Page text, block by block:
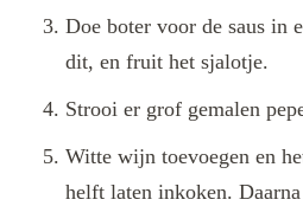
Doe boter voor de saus in
dit, en fruit het sjalotje.
Strooi er grof gemalen
Witte wijn toevoegen en
helft laten inkoken.